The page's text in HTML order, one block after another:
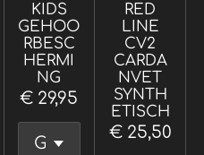
KIDS
GEHOO
RBESC
HERMI
NG
€ 29,95
RED
LINE
CV2
CARDA
NVET
SYNTH
ETISCH
€ 25,50